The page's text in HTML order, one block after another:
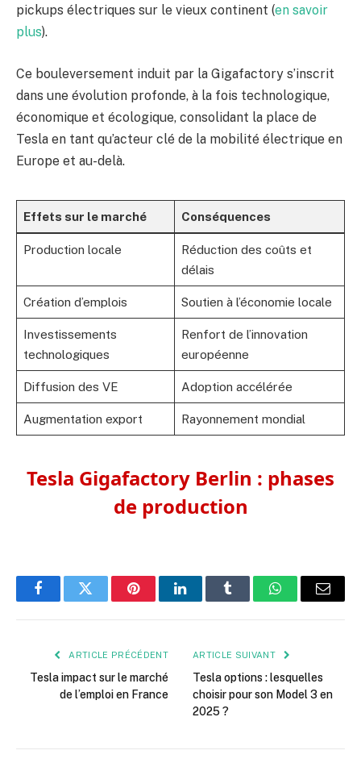
pickups électriques sur le vieux continent (en savoir
plus).
Ce bouleversement induit par la Gigafactory s’inscrit
dans une évolution profonde, à la fois technologique,
économique et écologique, consolidant la place de
Tesla en tant qu’acteur clé de la mobilité électrique en
Europe et au-delà.
Effets sur le marché Conséquences
Production locale
Réduction des coûts et
délais
Création d’emplois Soutien à l’économie locale
Investissements
technologiques
Renfort de l’innovation
européenne
Diffusion des VE Adoption accélérée
Augmentation export Rayonnement mondial
Tesla Gigafactory Berlin : phases
de production
FacebookTwitter PinterestLinkedInTumblr WhatsApp
E-
ARTICLE PRÉCÉDENT
Tesla impact sur le marché
de l’emploi en France
ARTICLE SUIVANT
Tesla options : lesquelles
choisir pour son Model 3 en
2025 ?